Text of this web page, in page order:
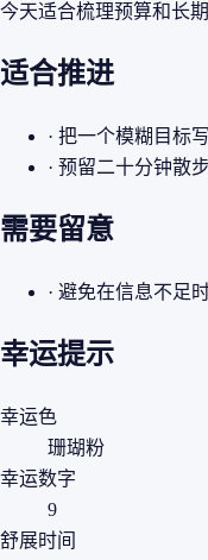
今天适合梳理预算和长
适合推进
· 把一个模糊目标
· 预留二十分钟散
需要留意
· 避免在信息不足
幸运提示
幸运色
珊瑚粉
幸运数字
9
舒展时间